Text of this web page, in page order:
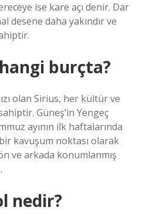
ise kare açı denir. Dar
desene daha yakındır ve
hangi burçta?
olan Sirius, her kültür ve
Güneş’in Yengeç
ayının ilk haftalarında
kavuşum noktası olarak
ve arkada konumlanmış
nedir?